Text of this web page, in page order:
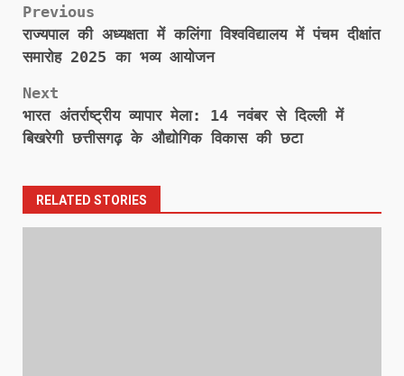
Post
navigation
Previous
राज्यपाल की अध्यक्षता में कलिंगा विश्वविद्यालय में पंचम दीक्षांत
समारोह 2025 का भव्य आयोजन
Next
भारत अंतर्राष्ट्रीय व्यापार मेला: 14 नवंबर से दिल्ली में
बिखरेगी छत्तीसगढ़ के औद्योगिक विकास की छटा
RELATED STORIES